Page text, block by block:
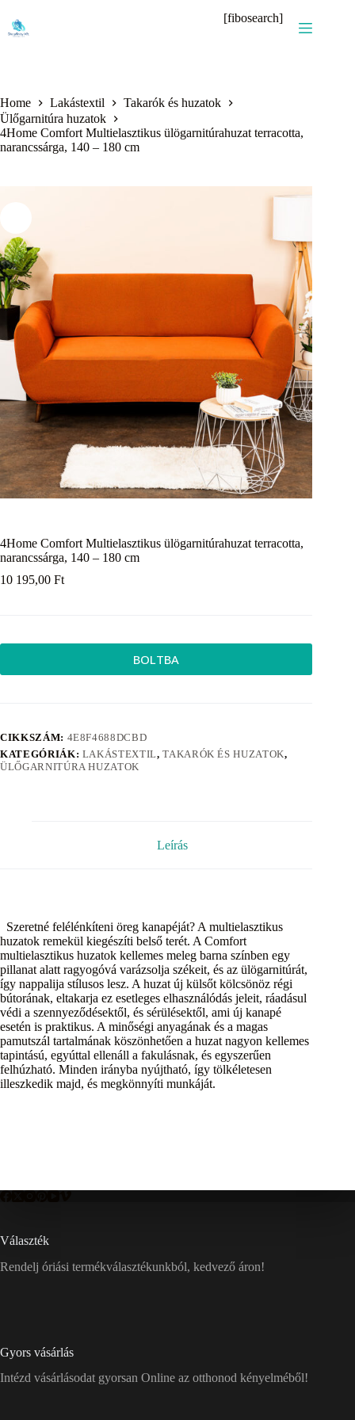
content
[fibosearch]
Home Lakástextil
Takarók és huzatok
Ülőgarnitúra huzatok
4Home Comfort Multielasztikus ülögarnitúrahuzat terracotta,
narancssárga, 140 – 180 cm
4Home Comfort Multielasztikus ülögarnitúrahuzat terracotta,
narancssárga, 140 – 180 cm
10 195,00 Ft
BOLTBA
CIKKSZÁM: 4E8F4688DCBD
KATEGÓRIÁK: LAKÁSTEXTIL,TAKARÓK ÉS HUZATOK,
ÜLŐGARNITÚRA HUZATOK
Leírás
Szeretné felélénkíteni öreg kanapéját? A multielasztikus
huzatok remekül kiegészíti belső terét. A Comfort
multielasztikus huzatok kellemes meleg barna színben egy
pillanat alatt ragyogóvá varázsolja székeit, és az ülögarnitúrát,
így nappalija stílusos lesz. A huzat új külsőt kölcsönöz régi
bútorának, eltakarja ez esetleges elhasználódás jeleit, ráadásul
védi a szennyeződésektől, és sérülésektől, ami új kanapé
esetén is praktikus. A minőségi anyagának és a magas
pamutszál tartalmának köszönhetően a huzat nagyon kellemes
tapintású, egyúttal ellenáll a fakulásnak, és egyszerűen
felhúzható. Minden irányba nyújtható, így tölkéletesen
illeszkedik majd, és megkönnyíti munkáját.
Választék
Rendelj óriási termékválasztékunkból, kedvező áron!
Gyors vásárlás
Intézd vásárlásodat gyorsan Online az otthonod kényelméből!